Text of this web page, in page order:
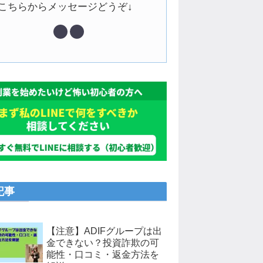
ちらからメッセージどうぞ↓
事
【注意】ADIFグループは出
金できない？投資詐欺の可
能性・口コミ・返金方法を